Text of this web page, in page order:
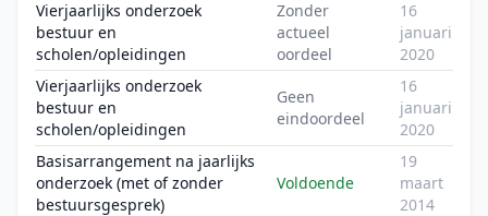
Vierjaarlijks onderzoek
bestuur en
scholen/opleidingen
Zonder
actueel
oordeel
16
januari
2020
Vierjaarlijks onderzoek
bestuur en
scholen/opleidingen
Geen
eindoordeel
16
januari
2020
Basisarrangement na jaarlijks
onderzoek (met of zonder
bestuursgesprek)
Voldoende
19
maart
2014